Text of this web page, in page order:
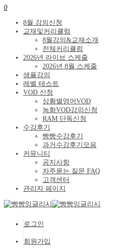
0
8월 강의신청
교재및커리큘럼
8월강의&교재소개
전체커리큘럼
2026년 라이브 스케줄
2026년 8월 스케줄
샘플강의
레벨 테스트
VOD 신청
상황별영어VOD
녹화VOD강의신청
RAM 단독신청
수강후기
빵빵수강후기
과거수강후기모음
커뮤니티
공지사항
자주묻는 질문 FAQ
고객센터
관리자 페이지
로그인
회원가입